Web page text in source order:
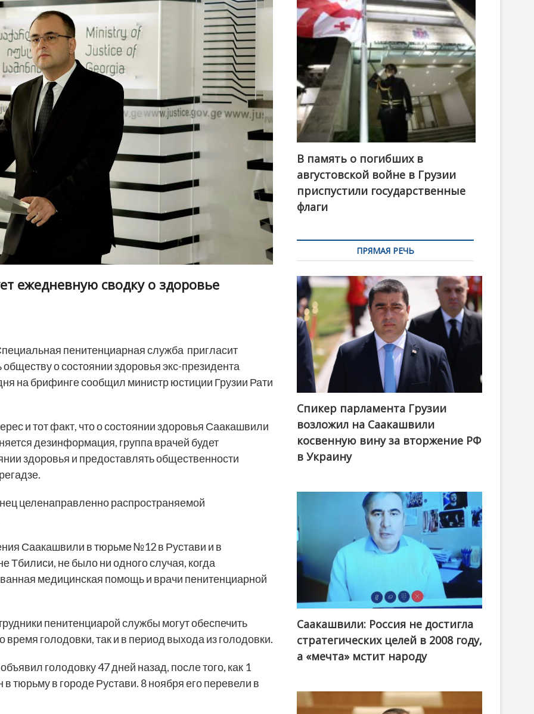
o
n
ежедневную сводку о здоровье
пенитенциарная служба пригласит
о состоянии здоровья экс-президента
на брифинге сообщил министр юстиции Грузии Рати
и тот факт, что о состоянии здоровья Саакашвили
дезинформация, группа врачей будет
здоровья и предоставлять общественности
целенаправленно распространяемой
Саакашвили в тюрьме №12 в Рустави и в
не было ни одного случая, когда
медицинская помощь и врачи пенитенциарной
пенитенциарой службы могут обеспечить
время голодовки, так и в период выхода из голодовки.
голодовку 47 дней назад, после того, как 1
тюрьму в городе Рустави. 8 ноября его перевели в
В память о погибших в
августовской войне в Грузии
приспустили государственные
флаги
ПРЯМАЯ РЕЧЬ
Спикер парламента Грузии
возложил на Саакашвили
косвенную вину за вторжение РФ
в Украину
Саакашвили: Россия не достигла
стратегических целей в 2008 году,
а «мечта» мстит народу